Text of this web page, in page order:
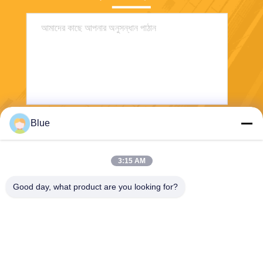
Blue
3:15 AM
Good day, what product are you looking for?